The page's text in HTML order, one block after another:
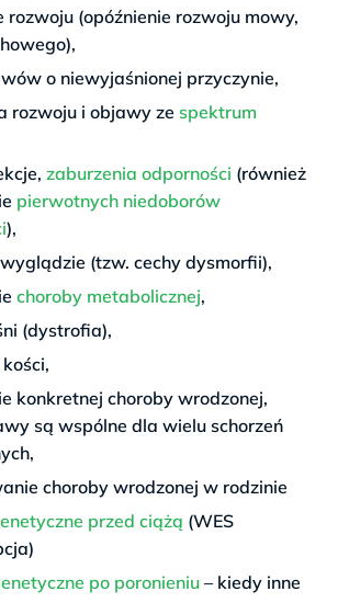
rozwoju (opóźnienie rozwoju mowy,
o niewyjaśnionej przyczynie,
rozwoju i objawy ze spektrum
zaburzenia odporności (również
pierwotnych niedoborów
),
(tzw. cechy dysmorfii),
choroby metabolicznej,
(dystrofia),
konkretnej choroby wrodzonej,
są wspólne dla wielu schorzeń
choroby wrodzonej w rodzinie
przed ciążą (WES
po poronieniu – kiedy inne